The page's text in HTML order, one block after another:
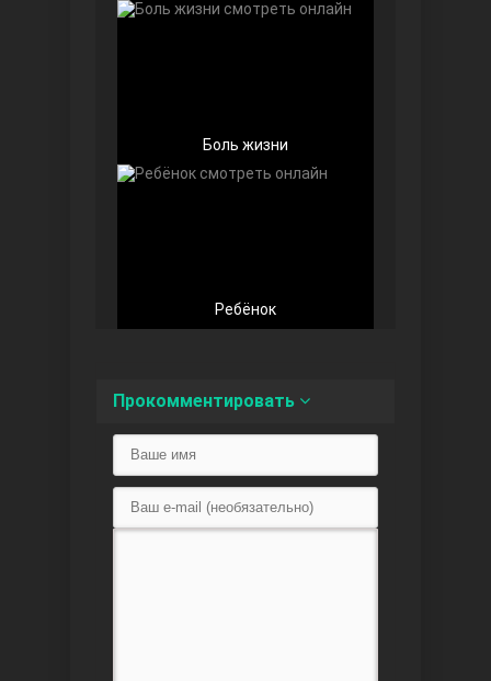
Любовь напоказ
Семья
Боль жизни
Ребёнок
Прокомментировать